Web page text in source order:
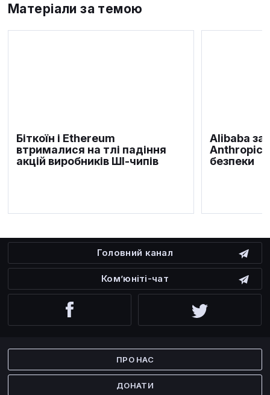
Матеріали за темою
Біткоїн і Ethereum
втрималися на тлі падіння
акцій виробників ШІ-чипів
Alibaba
Anthropic
безпеки
Головний канал
Ком’юніті-чат
ПРО НАС
ДОНАТИ